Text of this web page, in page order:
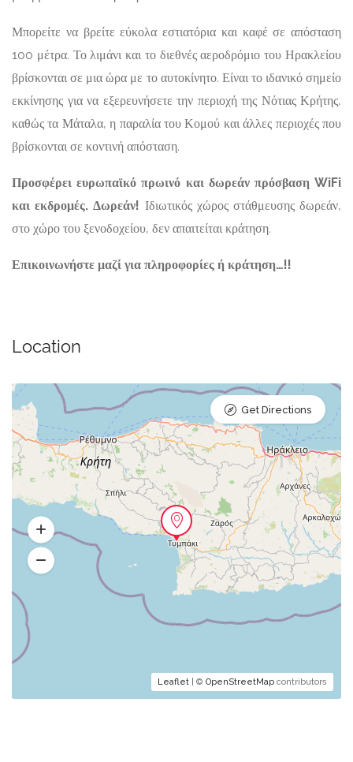
Μπορείτε να βρείτε εύκολα εστιατόρια και καφέ σε απόσταση
100 μέτρα. Το λιμάνι και το διεθνές αεροδρόμιο του Ηρακλείου
βρίσκονται σε μια ώρα με το αυτοκίνητο. Είναι το ιδανικό σημείο
εκκίνησης για να εξερευνήσετε την περιοχή της Νότιας Κρήτης,
καθώς τα Μάταλα, η παραλία του Κομού και άλλες περιοχές που
βρίσκονται σε κοντινή απόσταση.
Προσφέρει ευρωπαϊκό πρωινό και δωρεάν πρόσβαση WiFi
και εκδρομές. Δωρεάν! Ιδιωτικός χώρος στάθμευσης δωρεάν,
στο χώρο του ξενοδοχείου, δεν απαιτείται κράτηση.
Επικοινωνήστε μαζί για πληροφορίες ή κράτηση…!!
Location
Leaflet | © OpenStreetMap contributors
Get Directions